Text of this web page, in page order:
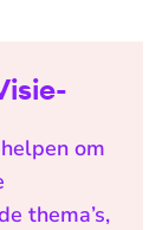
om
thema’s,